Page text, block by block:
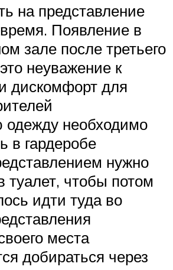
на представление
Появление в
зале после третьего
неуважение к
дискомфорт для
необходимо
в гардеробе
нужно
туалет, чтобы потом
идти туда во
места
добираться через